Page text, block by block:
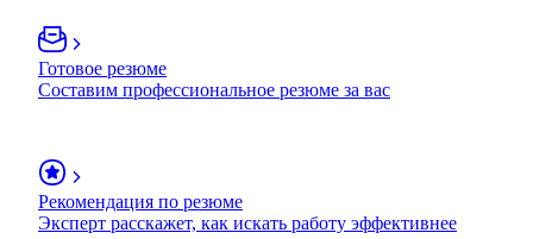
Готовое резюме
Составим профессиональное резюме за вас
Рекомендация по резюме
Эксперт расскажет, как искать работу эффективнее